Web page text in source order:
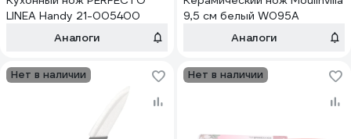
LINEA Handy 21-005400
Аналоги
9,5 см белый W095A
Аналоги
Нет в наличии Нет в наличии